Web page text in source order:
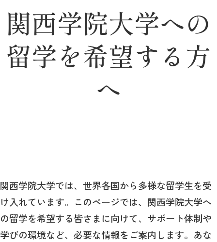
関西学院大学への
留学を希望する方
へ
関西学院大学では、世界各国から多様な留学生を受
け入れています。このページでは、関西学院大学へ
の留学を希望する皆さまに向けて、サポート体制や
学びの環境など、必要な情報をご案内します。あな